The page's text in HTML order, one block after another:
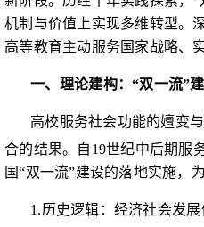
机制与价值上实现多维转型。
高等教育主动服务国家战略、
一、理论建构：“双一流”
高校服务社会功能的嬗变
合的结果。自 19世纪中后期服
国“双一流”建设的落地实施，
1.历史逻辑：经济社会发